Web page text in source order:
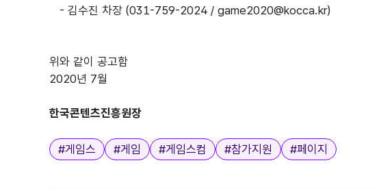
위와 같이 공고함
2020년 7월
한국콘텐츠진흥원장
태그
#게임스 #게임 #게임스컴 #참가지원 #페이지